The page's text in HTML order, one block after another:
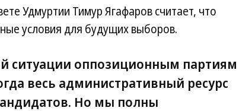
Удмуртии Тимур Ягафаров считает, что
условия для будущих выборов.
ситуации оппозиционным партиям
весь административный ресурс
Но мы полны